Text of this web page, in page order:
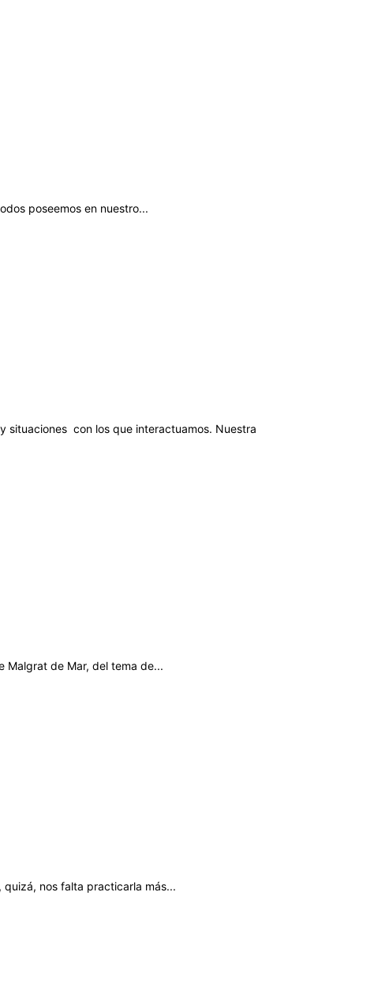
poseemos en nuestro...
situaciones con los que interactuamos. Nuestra
Malgrat de Mar, del tema de...
nos falta practicarla más...